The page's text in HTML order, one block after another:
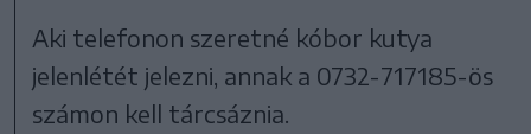
Aki telefonon szeretné kóbor kutya
jelenlétét jelezni, annak a 0732-717185-ös
számon kell tárcsáznia.